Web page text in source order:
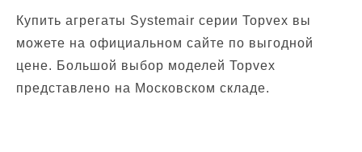
Купить агрегаты Systemair серии Topvex вы
можете на официальном сайте по выгодной
цене. Большой выбор моделей Topvex
представлено на Московском складе.